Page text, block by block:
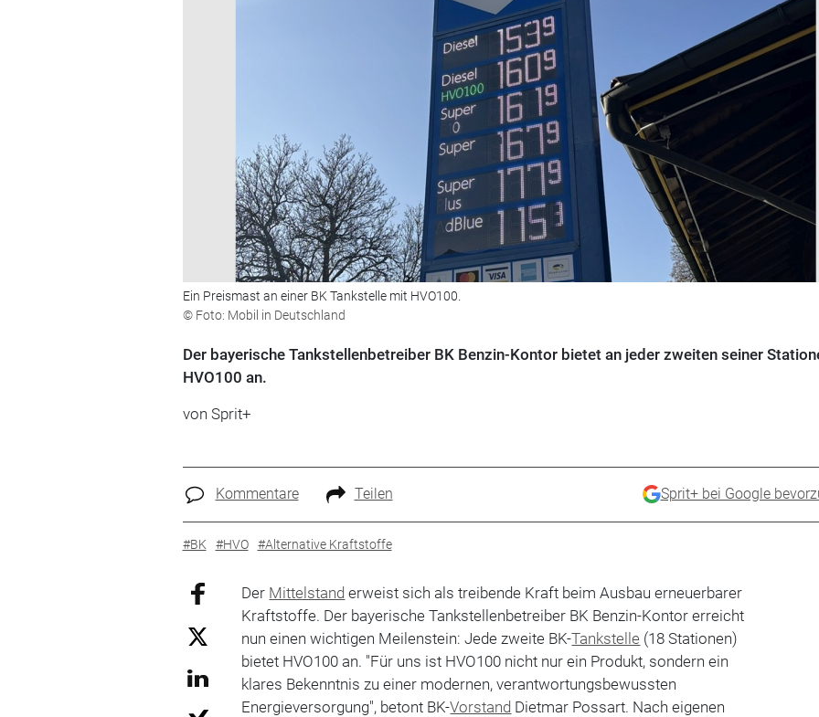
Ein Preismast an einer BK Tankstelle mit HVO100.
© Foto: Mobil in Deutschland
Der bayerische Tankstellenbetreiber BK Benzin-Kontor bietet an jeder zweiten seiner
HVO100 an.
von Sprit+
Kommentare Teilen Sprit+ bei Google
#BK #HVO #Alternative Kraftstoffe
Der Mittelstand erweist sich als treibende Kraft beim Ausbau erneuerbarer
Kraftstoffe. Der bayerische Tankstellenbetreiber BK Benzin-Kontor erreicht
nun einen wichtigen Meilenstein: Jede zweite BK-Tankstelle (18 Stationen)
bietet HVO100 an. "Für uns ist HVO100 nicht nur ein Produkt, sondern ein
klares Bekenntnis zu einer modernen, verantwortungsbewussten
Energieversorgung", betont BK-Vorstand Dietmar Possart. Nach eigenen